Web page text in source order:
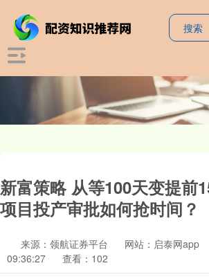
新富策略 从等100天变提前
项目投产审批如何抢时间？
来源：领航证券平台 网站：启泰网app
09:36:27
查看：102